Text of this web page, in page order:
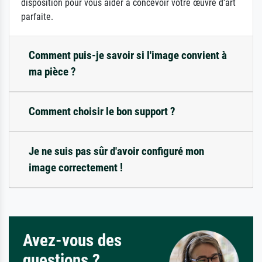
disposition pour vous aider à concevoir votre œuvre d'art
parfaite.
Comment puis-je savoir si l'image convient à
ma pièce ?
Comment choisir le bon support ?
Je ne suis pas sûr d'avoir configuré mon
image correctement !
Avez-vous des